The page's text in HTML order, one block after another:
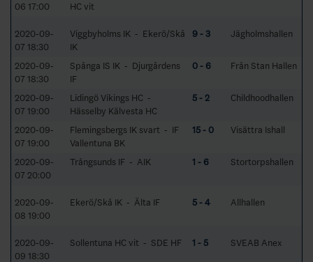
06 17:00
HC vit
2020-09-
07 18:30
Viggbyholms IK - Ekerö/Skå
IK
9 - 3 Jägholmshallen
2020-09-
07 18:30
Spånga IS IK - Djurgårdens
IF
0 - 6 Från Stan Hallen
2020-09-
07 19:00
Lidingö Vikings HC -
Hässelby Kälvesta HC
5 - 2 Childhoodhallen
2020-09-
07 19:00
Flemingsbergs IK svart - IF
Vallentuna BK
15 - 0 Visättra Ishall
2020-09-
07 20:00
Trångsunds IF - AIK 1 - 6 Stortorpshallen
2020-09-
08 19:00
Ekerö/Skå IK - Älta IF 5 - 4 Allhallen
2020-09-
09 18:30
Sollentuna HC vit - SDE HF 1 - 5 SVEAB Anex